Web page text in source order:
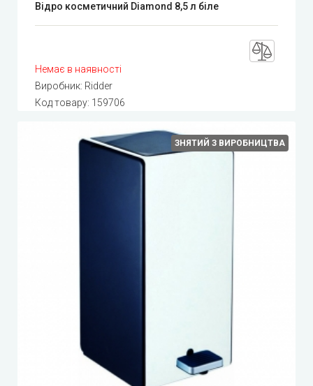
Відро косметичний Diamond 8,5 л біле
Немає в наявності
Виробник: Ridder
Код товару: 159706
ЗНЯТИЙ З ВИРОБНИЦТВА